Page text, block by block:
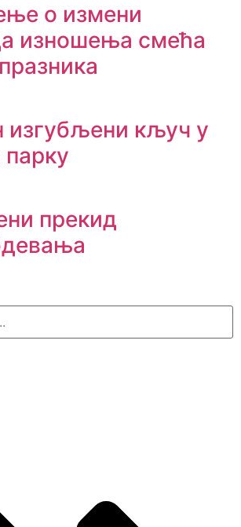
о измени
изношења смећа
изгубљени кључ у
прекид